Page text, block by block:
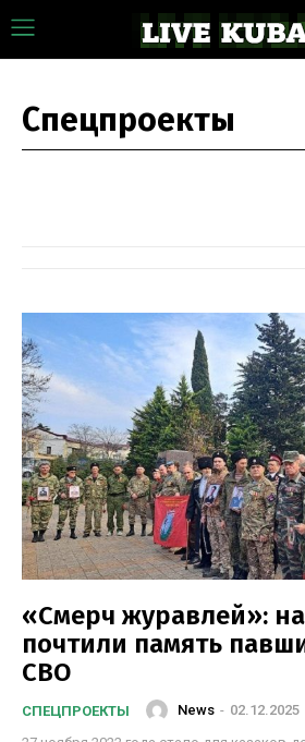
Спецпроекты
«Смерч журавлей»:
почтили память
СВО
СПЕЦПРОЕКТЫ News - 02.12.2025